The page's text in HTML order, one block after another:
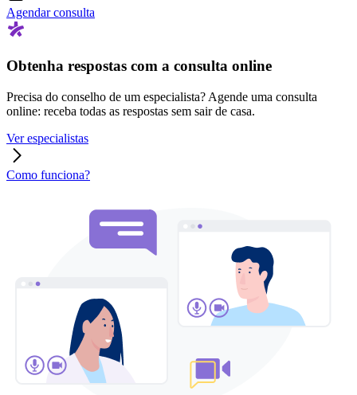
Agendar consulta
Obtenha respostas com a consulta online
Precisa do conselho de um especialista? Agende uma consulta
online: receba todas as respostas sem sair de casa.
Ver especialistas
Como funciona?